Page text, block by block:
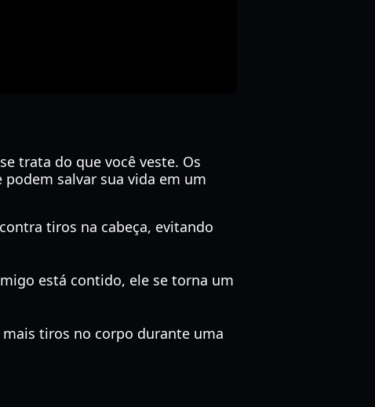
trata do que você veste. Os
salvar sua vida em um
tiros na cabeça, evitando
está contido, ele se torna um
tiros no corpo durante uma